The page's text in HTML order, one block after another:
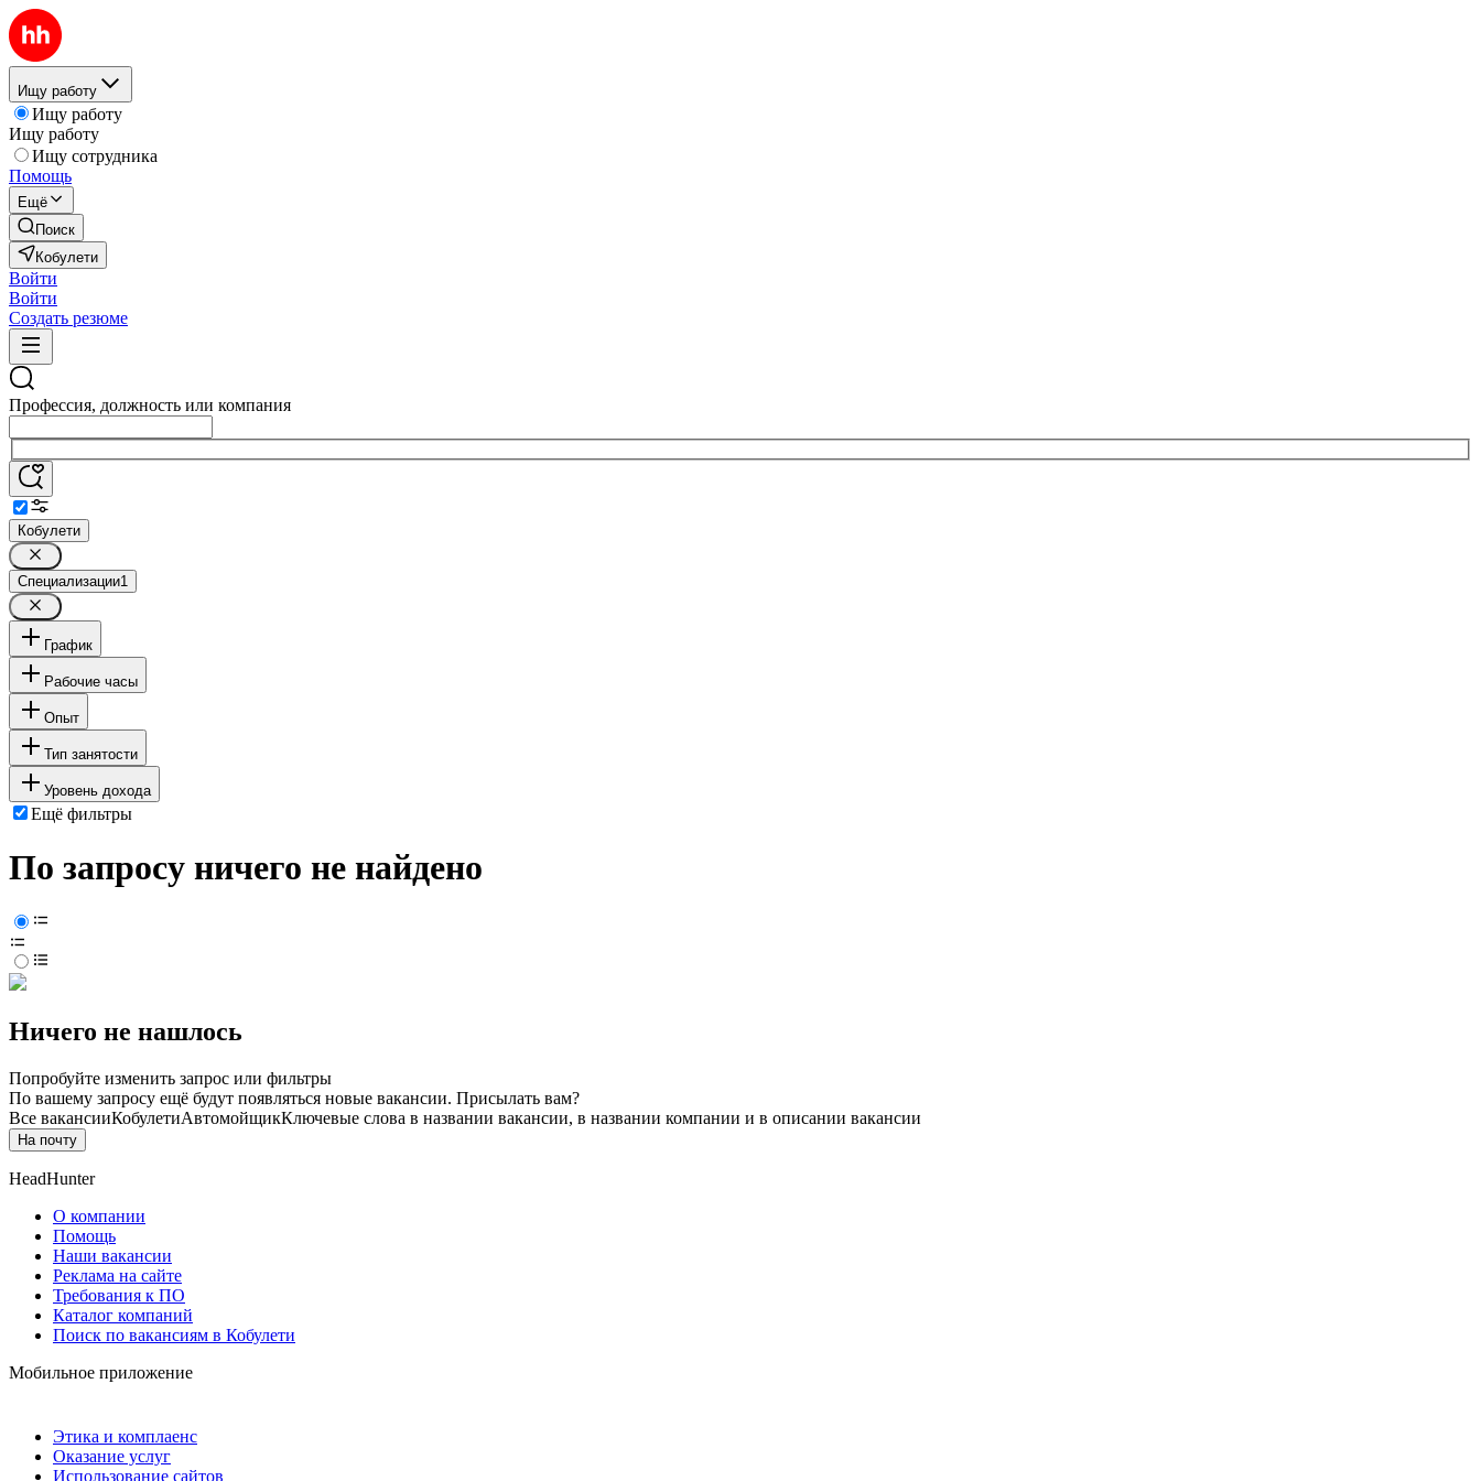
Ищу работу
Ищу работу
Ищу работу
Ищу сотрудника
Помощь
Ещё
Поиск
Кобулети
Войти
Войти
Создать резюме
Профессия, должность или компания
Кобулети
Специализации1
График
Рабочие часы
Опыт
Тип занятости
Уровень дохода
Ещё фильтры
По запросу ничего не найдено
Ничего не нашлось
Попробуйте изменить запрос или фильтры
По вашему запросу ещё будут появляться новые вакансии. Присылать вам?
Все вакансииКобулетиАвтомойщикКлючевые слова в названии вакансии, в названии компании и в описании вакансии
На почту
HeadHunter
О компании
Помощь
Наши вакансии
Реклама на сайте
Требования к ПО
Каталог компаний
Поиск по вакансиям в Кобулети
Мобильное приложение
Этика и комплаенс
Оказание услуг
Использование сайтов